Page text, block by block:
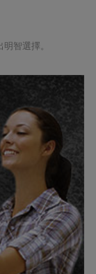
智選擇。